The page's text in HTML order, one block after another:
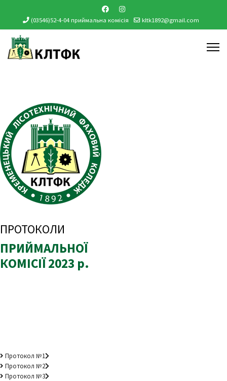
(03546)52-4-04 приймальна комісія kltk1892@gmail.com
ПРОТОКОЛИ
ПРИЙМАЛЬНОЇ
КОМІСІЇ 2023 р.
Протокол №1
Протокол №2
Протокол №3